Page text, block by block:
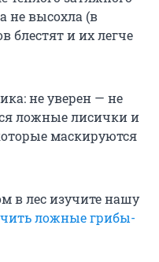
не высохла (в
блестят и их легче
не уверен — не
ложные лисички и
маскируются
в лес изучите нашу
ложные грибы-